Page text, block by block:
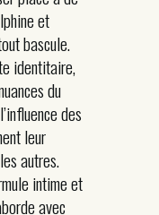
et
bascule.
identitaire,
du
des
leur
autres.
intime et
avec